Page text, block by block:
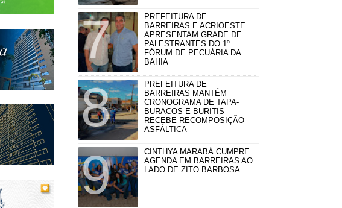
PREFEITURA DE
BARREIRAS E ACRIOESTE
APRESENTAM GRADE DE
PALESTRANTES DO 1º
FÓRUM DE PECUÁRIA DA
BAHIA
PREFEITURA DE
BARREIRAS MANTÉM
CRONOGRAMA DE TAPA-
BURACOS E BURITIS
RECEBE RECOMPOSIÇÃO
ASFÁLTICA
CINTHYA MARABÁ CUMPRE
AGENDA EM BARREIRAS AO
LADO DE ZITO BARBOSA